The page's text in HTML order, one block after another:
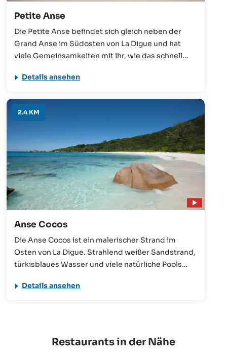
Petite Anse
Die Petite Anse befindet sich gleich neben der
Grand Anse im Südosten von La Digue und hat
viele Gemeinsamkeiten mit ihr, wie das schnell
Riff – aber vor allem auch die wilde Szenerie. Der
Picknicks oder zum Sonnenbaden in einer
entspannten Atmosphäre.
Details ansehen
2.4 KM
Anse Cocos
Die Anse Cocos ist ein malerischer Strand im
Osten von La Digue. Strahlend weißer Sandstrand,
türkisblaues Wasser und viele natürliche Pools
Insel. Etwa 30-40 Minuten benötigt man zu Fuß,
Details ansehen
Restaurants in der Nähe